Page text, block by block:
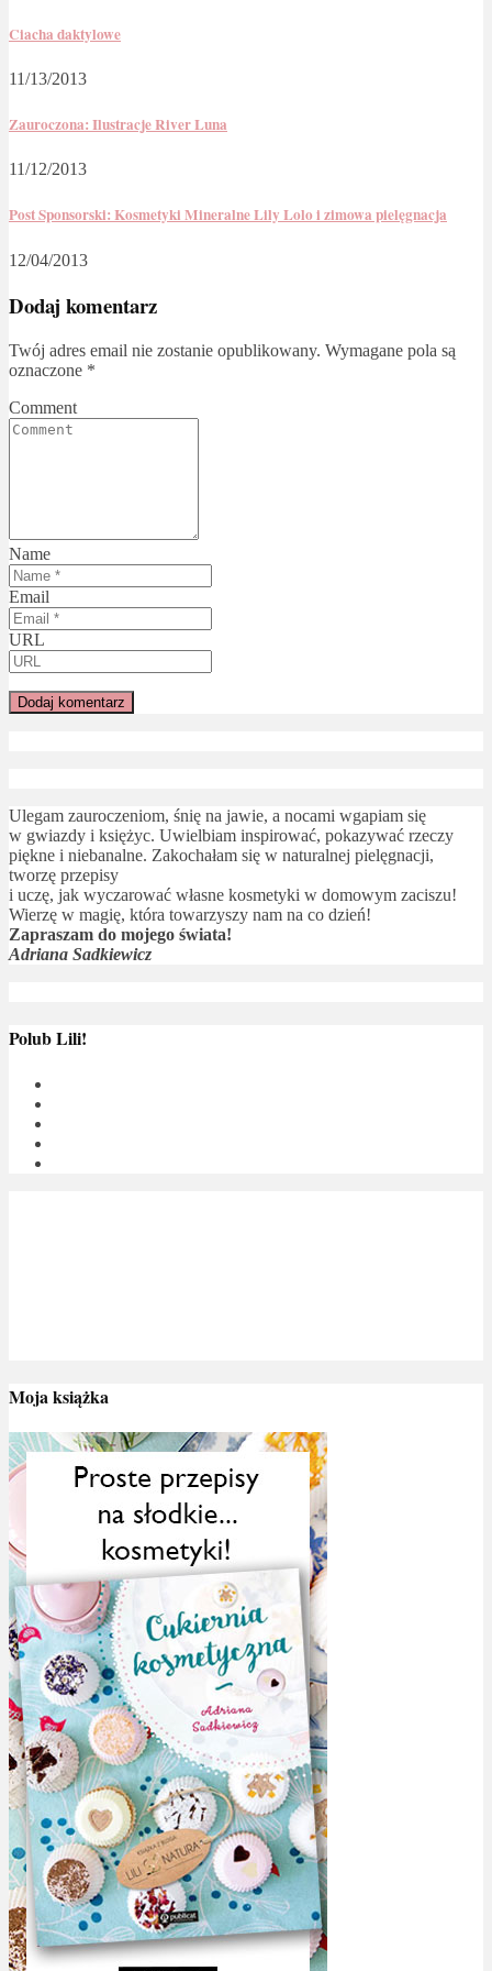
Ciacha daktylowe
11/13/2013
Zauroczona: Ilustracje River Luna
11/12/2013
Post Sponsorski: Kosmetyki Mineralne Lily Lolo i zimowa pielęgnacja
12/04/2013
Dodaj komentarz
Twój adres email nie zostanie opublikowany. Wymagane pola są
oznaczone *
Comment
Name
Email
URL
Ulegam zauroczeniom, śnię na jawie, a nocami wgapiam się
w gwiazdy i księżyc. Uwielbiam inspirować, pokazywać rzeczy
piękne i niebanalne. Zakochałam się w naturalnej pielęgnacji,
tworzę przepisy
i uczę, jak wyczarować własne kosmetyki w domowym zaciszu!
Wierzę w magię, która towarzyszy nam na co dzień!
Zapraszam do mojego świata!
Adriana Sadkiewicz
Polub Lili!
Moja książka